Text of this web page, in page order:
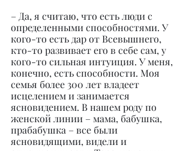
– Да, я считаю, что есть люди с
определенными способностями. У
кого-то есть дар от Всевышнего,
кто-то развивает его в себе сам, у
кого-то сильная интуиция. У меня,
конечно, есть способности. Моя
семья более 300 лет владеет
исцелением и занимается
ясновидением. В нашем роду по
женской линии – мама, бабушка,
прабабушка – все были
ясновидящими, видели и